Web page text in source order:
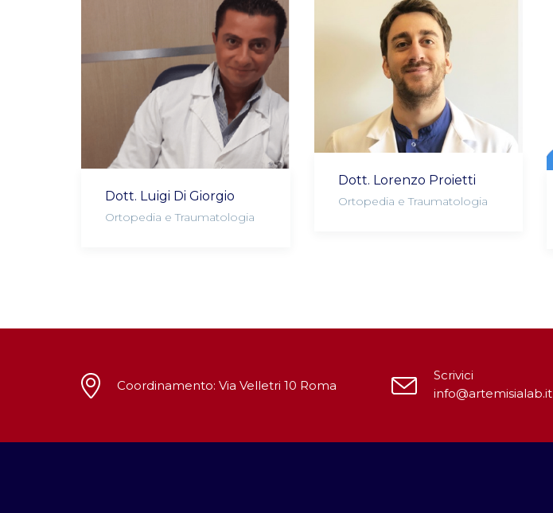
Dott. Luigi Di Giorgio
Ortopedia e Traumatologia
Dott. Lorenzo Proietti
Ortopedia e Traumatologia
Coordinamento: Via Velletri 10 Roma
Scrivici
info@artemisialab.it